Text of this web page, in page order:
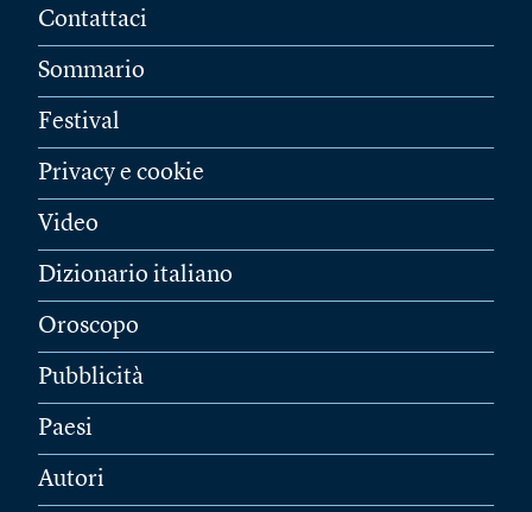
Contattaci
Sommario
Festival
Privacy e cookie
Video
Dizionario italiano
Oroscopo
Pubblicità
Paesi
Autori